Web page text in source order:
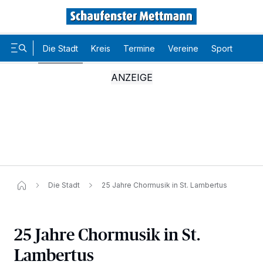
Die Stadt Kreis Termine Vereine Sport
Die Stadt 25 Jahre Chormusik in St. Lambertus
25 Jahre Chormusik in St.
Lambertus